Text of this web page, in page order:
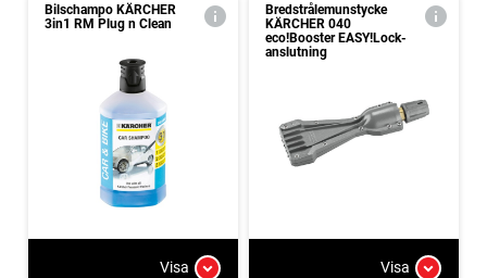
Bilschampo KÄRCHER
3in1 RM Plug n Clean
Visa
Bredstrålemunstycke
KÄRCHER 040
eco!Booster EASY!Lock-
anslutning
Visa